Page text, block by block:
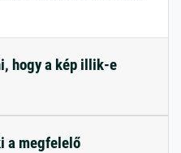
hogy a kép illik-e
a megfelelő